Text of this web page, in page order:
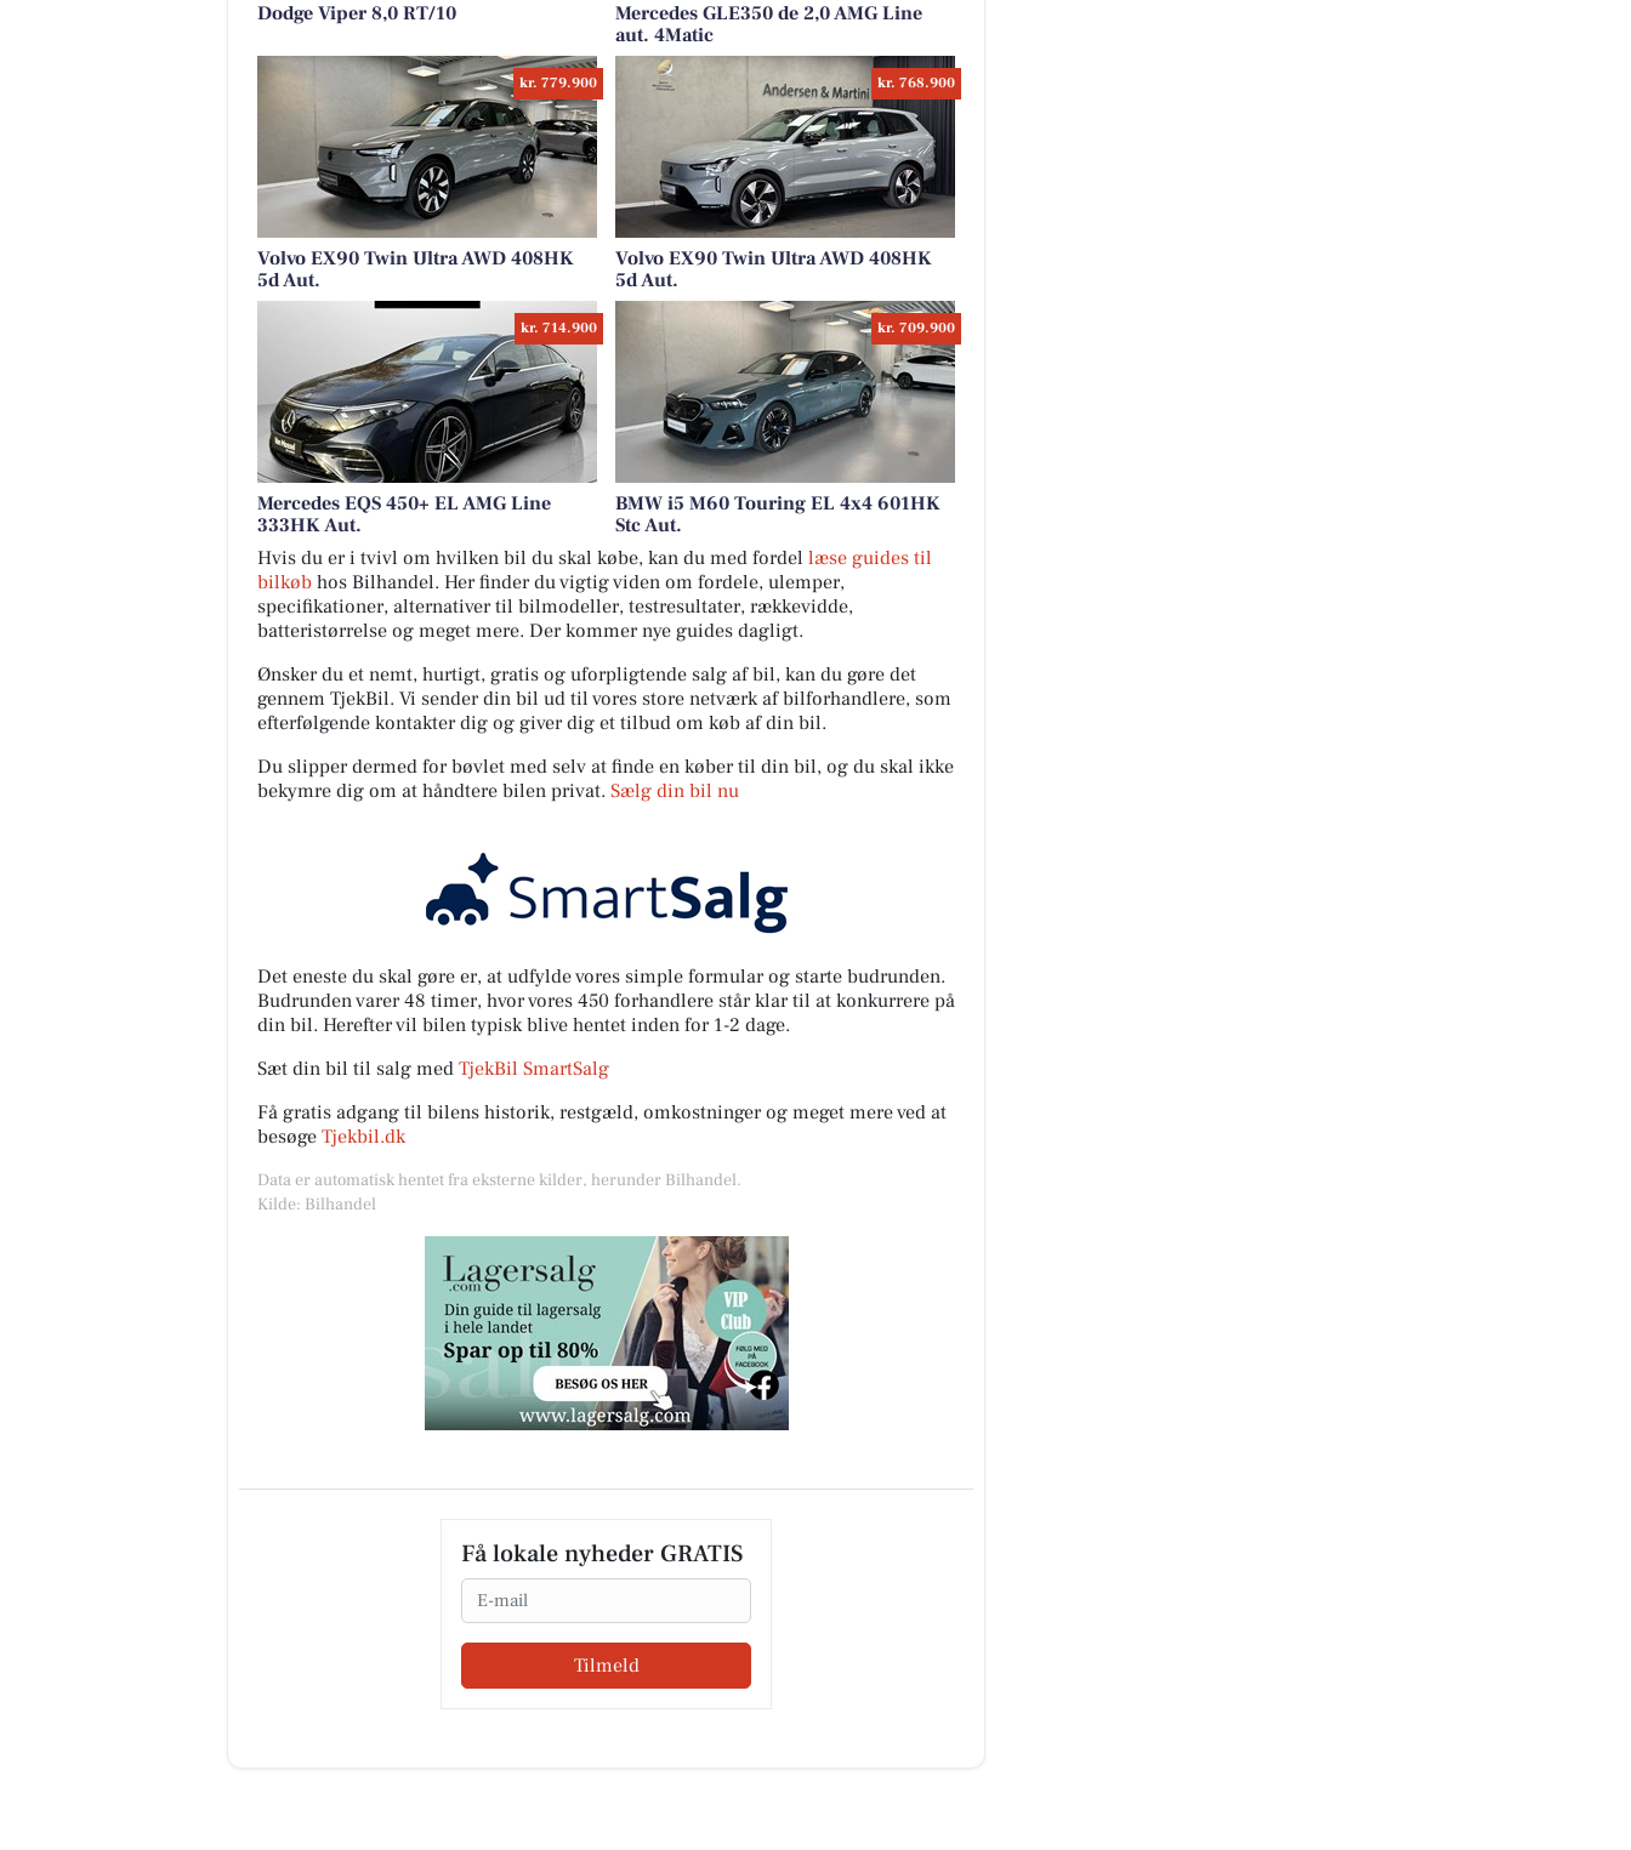
Dodge Viper 8,0 RT/10
Mercedes GLE350 de 2,0 AMG Line
aut. 4Matic
kr. 779.900
Volvo EX90 Twin Ultra AWD 408HK
5d Aut.
kr. 768.900
Volvo EX90 Twin Ultra AWD 408HK
5d Aut.
kr. 714.900
Mercedes EQS 450+ EL AMG Line
333HK Aut.
kr. 709.900
BMW i5 M60 Touring EL 4x4 601HK
Stc Aut.
Hvis du er i tvivl om hvilken bil du skal købe, kan du med fordel læse guides til
bilkøb hos Bilhandel. Her finder du vigtig viden om fordele, ulemper,
specifikationer, alternativer til bilmodeller, testresultater, rækkevidde,
batteristørrelse og meget mere. Der kommer nye guides dagligt.
Ønsker du et nemt, hurtigt, gratis og uforpligtende salg af bil, kan du gøre det
gennem TjekBil. Vi sender din bil ud til vores store netværk af bilforhandlere, som
efterfølgende kontakter dig og giver dig et tilbud om køb af din bil.
Du slipper dermed for bøvlet med selv at finde en køber til din bil, og du skal ikke
bekymre dig om at håndtere bilen privat. Sælg din bil nu
Det eneste du skal gøre er, at udfylde vores simple formular og starte budrunden.
Budrunden varer 48 timer, hvor vores 450 forhandlere står klar til at konkurrere på
din bil. Herefter vil bilen typisk blive hentet inden for 1-2 dage.
Sæt din bil til salg med TjekBil SmartSalg
Få gratis adgang til bilens historik, restgæld, omkostninger og meget mere ved at
besøge Tjekbil.dk
Data er automatisk hentet fra eksterne kilder, herunder Bilhandel.
Kilde: Bilhandel
Få lokale nyheder GRATIS
Email
Tilmeld